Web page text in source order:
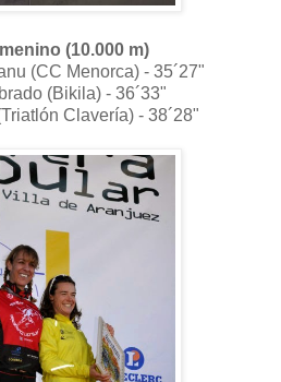
(10.000 m)
(CC Menorca) - 35´27"
(Bikila) - 36´33"
Clavería) - 38´28"